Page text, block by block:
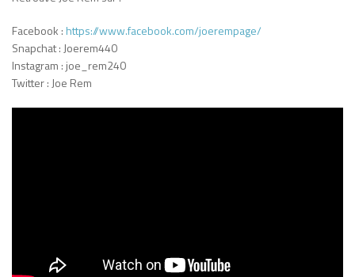
Facebook : https://www.facebook.com/joerempage/
Snapchat : Joerem440
Instagram : joe_rem240
Twitter : Joe Rem